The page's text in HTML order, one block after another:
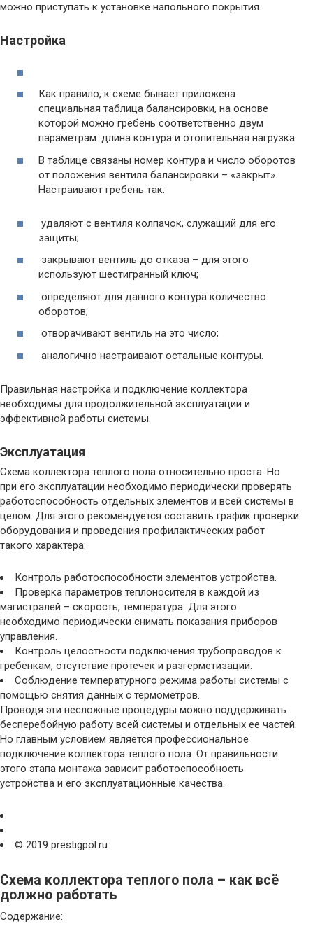
можно приступать к установке напольного покрытия.
Настройка
Как правило, к схеме бывает приложена
специальная таблица балансировки, на основе
которой можно гребень соответственно двум
параметрам: длина контура и отопительная нагрузка.
В таблице связаны номер контура и число оборотов
от положения вентиля балансировки – «закрыт».
Настраивают гребень так:
удаляют с вентиля колпачок, служащий для его
защиты;
закрывают вентиль до отказа – для этого
используют шестигранный ключ;
определяют для данного контура количество
оборотов;
отворачивают вентиль на это число;
аналогично настраивают остальные контуры.
Правильная настройка и подключение коллектора
необходимы для продолжительной эксплуатации и
эффективной работы системы.
Эксплуатация
Схема коллектора теплого пола относительно проста. Но
при его эксплуатации необходимо периодически проверять
работоспособность отдельных элементов и всей системы в
целом. Для этого рекомендуется составить график проверки
оборудования и проведения профилактических работ
такого характера:
Контроль работоспособности элементов устройства.
Проверка параметров теплоносителя в каждой из
магистралей – скорость, температура. Для этого
необходимо периодически снимать показания приборов
управления.
Контроль целостности подключения трубопроводов к
гребенкам, отсутствие протечек и разгерметизации.
Соблюдение температурного режима работы системы с
помощью снятия данных с термометров.
Проводя эти несложные процедуры можно поддерживать
бесперебойную работу всей системы и отдельных ее частей.
Но главным условием является профессиональное
подключение коллектора теплого пола. От правильности
этого этапа монтажа зависит работоспособность
устройства и его эксплуатационные качества.
© 2019 prestigpol.ru
Схема коллектора теплого пола – как всё
должно работать
Содержание: